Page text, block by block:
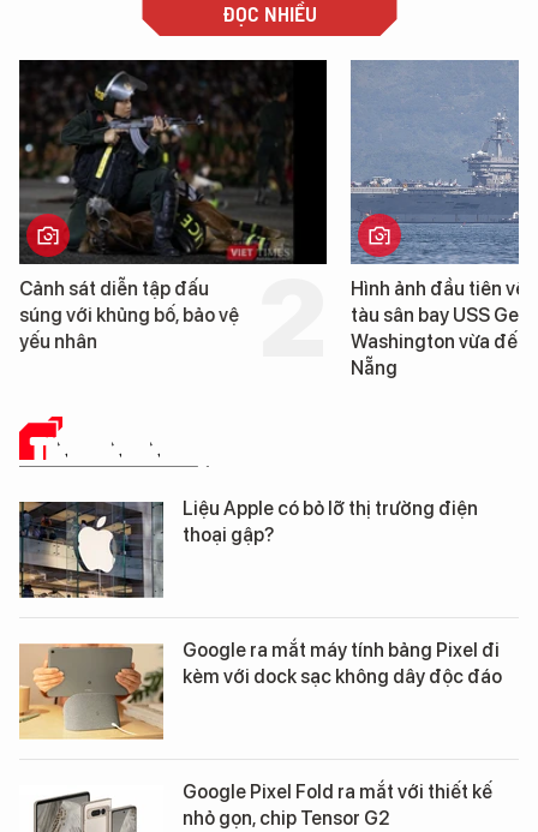
ĐỌC NHIỀU
Cảnh sát diễn tập đấu
súng với khủng bố, bảo vệ
yếu nhân
Hình ảnh đầu tiên về
tàu sân bay USS
Washington vừa đến
Nẵng
TIN CÔNG NGHỆ
Liệu Apple có bỏ lỡ thị trường điện
thoại gập?
Google ra mắt máy tính bảng Pixel đi
kèm với dock sạc không dây độc đáo
Google Pixel Fold ra mắt với thiết kế
nhỏ gọn, chip Tensor G2